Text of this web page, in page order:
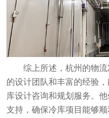
综上所述，杭州的物流
的设计团队和丰富的经验
库设计咨询和规划服务。
支持，确保冷库项目能够